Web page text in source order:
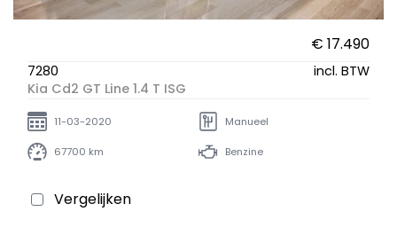
€ 17.490
7280
incl. BTW
Kia Cd2 GT Line 1.4 T ISG
11-03-2020 Manueel
67700 km Benzine
Vergelijken